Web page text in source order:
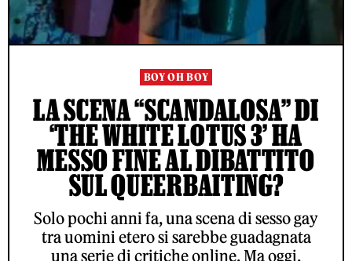
BOY OH BOY
LA SCENA “SCANDALOSA” DI
‘THE WHITE LOTUS 3’ HA
MESSO FINE AL DIBATTITO
SUL QUEERBAITING?
Solo pochi anni fa, una scena di sesso gay
tra uomini etero si sarebbe guadagnata
una serie di critiche online. Ma oggi,